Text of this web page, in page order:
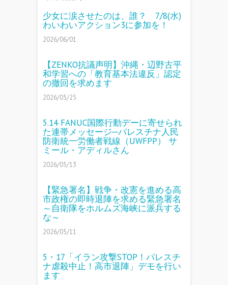
少女に涙させたのは、誰？ 7/8(水)
わいわいアクション3に参加を！
2026/06/01
【ZENKO抗議声明】沖縄・辺野古平
和学習への「教育基本法違反」認定
の撤回を求めます
2026/05/25
5.14 FANUC国際行動デーに寄せられ
た連帯メッセージ─パレスチナ人民
防衛統一労働者戦線（UWFPP） サ
ミール・アディルさん
2026/05/13
【緊急署名】戦争・改憲を進める高
市政権の即時退陣を求める緊急署名
～自衛隊をホルムズ海峡に派兵する
な～
2026/05/11
5・17「イラン攻撃STOP！パレスチ
ナ虐殺中止！高市退陣」デモを行い
ます